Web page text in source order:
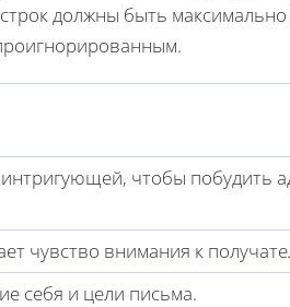
должны быть
чтобы побудить
чувство внимания к
себя и цели письма.